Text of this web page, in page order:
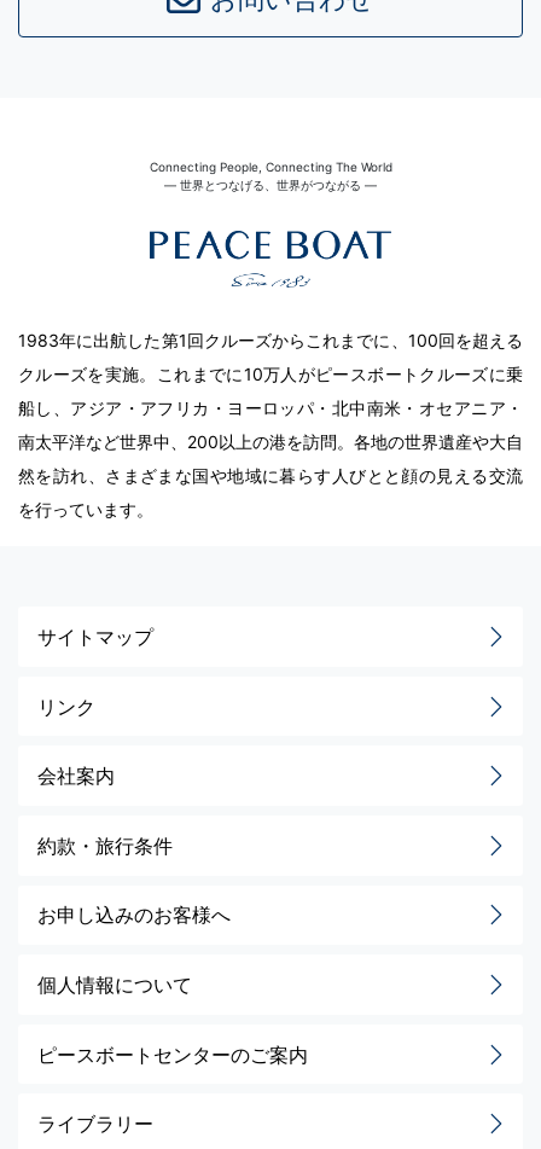
Connecting People, Connecting The World
― 世界とつなげる、世界がつながる ―
1983年に出航した第1回クルーズからこれまでに、100回を超える
クルーズを実施。これまでに10万人がピースボートクルーズに乗
船し、アジア・アフリカ・ヨーロッパ・北中南米・オセアニア・
南太平洋など世界中、200以上の港を訪問。各地の世界遺産や大自
然を訪れ、さまざまな国や地域に暮らす人びとと顔の見える交流
を行っています。
サイトマップ
リンク
会社案内
約款・旅行条件
お申し込みのお客様へ
個人情報について
ピースボートセンターのご案内
ライブラリー